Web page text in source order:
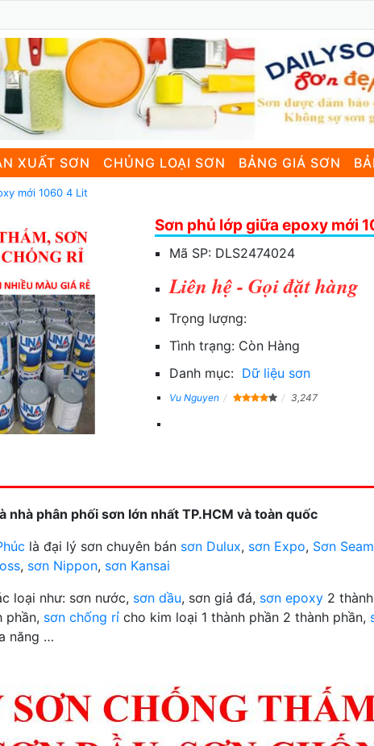
XUẤT SƠN CHỦNG LOẠI SƠN BẢNG GIÁ SƠN
mới 1060 4 Lit
Sơn phủ lớp giữa epoxy mới
Mã SP: DLS2474024
Liên hệ - Gọi đặt hàng
Trọng lượng:
Tình trạng: Còn Hàng
Danh mục: Dữ liệu sơn
Vu Nguyen 3,247
phân phối sơn lớn nhất TP.HCM và toàn quốc
là đại lý sơn chuyên bán sơn Dulux, sơn Expo, Sơn
, sơn Nippon, sơn Kansai
loại như: sơn nước, sơn dầu, sơn giả đá, sơn epoxy 2
phần, sơn chống rỉ cho kim loại 1 thành phần 2 thành phần,
năng …